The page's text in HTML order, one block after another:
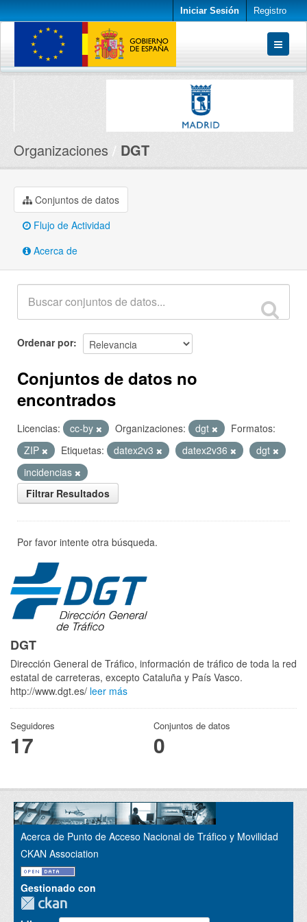
Iniciar Sesión Registro
Conjuntos de datos
Organizaciones DGT
Conjuntos de datos
Flujo de Actividad
Acerca de
Ordenar por
Conjuntos de datos no
encontrados
Licencias: cc-by Organizaciones: dgt
Formatos:
ZIP
Etiquetas: datex2v3 datex2v36
dgt
incidencias
Filtrar Resultados
Por favor intente otra búsqueda.
DGT
Dirección General de Tráfico, información de tráfico de toda la red
estatal de carreteras, excepto Cataluña y País Vasco.
http://www.dgt.es/ leer más
Seguidores
17
Conjuntos de datos
0
Acerca de Punto de Acceso Nacional de Tráfico y Movilidad
CKAN Association
Gestionado con